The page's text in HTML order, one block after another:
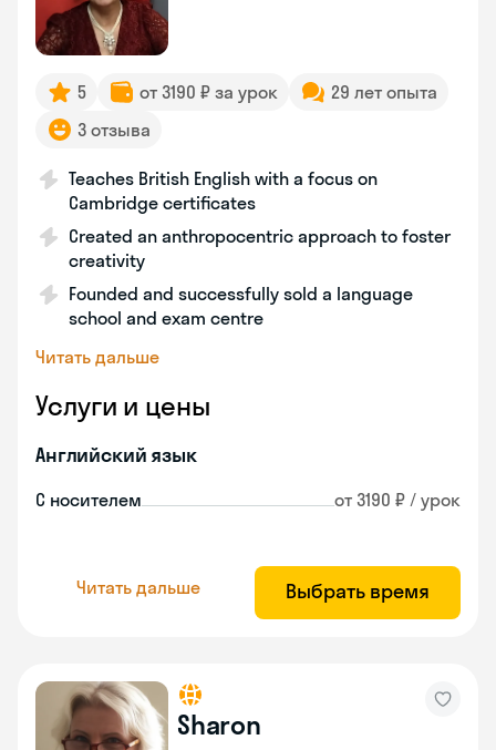
5 от 3190 ₽ за урок
29 лет опыта
3 отзыва
Teaches British English with a focus on
Cambridge certificates
Created an anthropocentric approach to foster
creativity
Founded and successfully sold a language
school and exam centre
Читать дальше
Услуги и цены
Английский язык
С носителем от 3190 ₽ / урок
Читать дальше Выбрать время
Sharon